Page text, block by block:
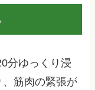
分ゆっくり浸
筋肉の緊張が